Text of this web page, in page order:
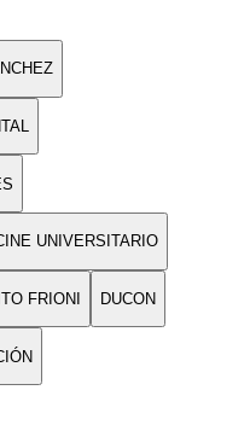
UNIVERSITARIO
FRIONI DUCON